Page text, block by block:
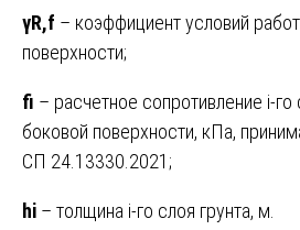
γR,f – коэффициент условий
поверхности;
fi – расчетное сопротивление i-го
боковой поверхности, кПа,
СП 24.13330.2021;
hi – толщина i-го слоя грунта, м.